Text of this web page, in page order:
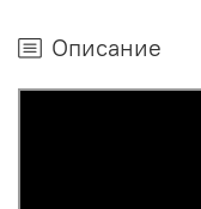
Описание